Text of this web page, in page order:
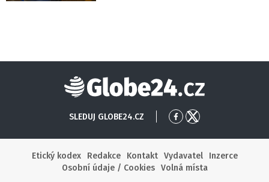
Globe24
SLEDUJ GLOBE24.CZ
Přejít
Facebook
Přejít
X
Etický kodex
Redakce Kontakt Vydavatel
Inzerce
Osobní údaje / Cookies
Volná místa